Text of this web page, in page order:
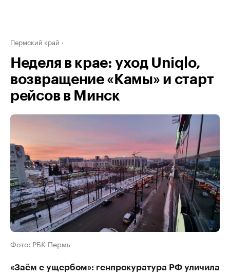
Пермский край
Неделя в крае: уход Uniqlo,
возвращение «Камы» и старт
рейсов в Минск
Фото: РБК Пермь
«Заём с ущербом»: генпрокуратура РФ уличила